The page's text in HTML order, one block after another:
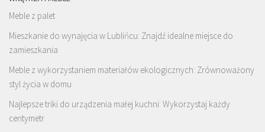
Meble z palet
Mieszkanie do wynajęcia w Lublińcu: Znajdź idealne miejsce do
zamieszkania
Meble z wykorzystaniem materiałów ekologicznych: Zrównoważony
styl życia w domu
Najlepsze triki do urządzenia małej kuchni: Wykorzystaj każdy
centymetr